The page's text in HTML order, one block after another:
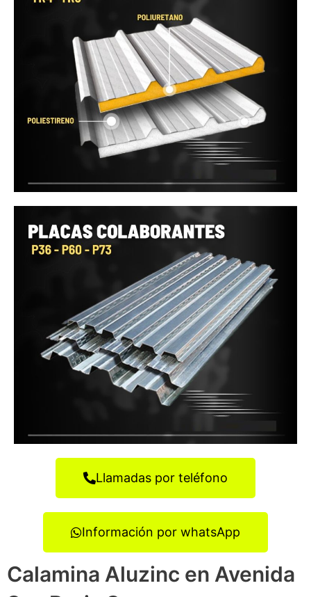
Llamadas por teléfono
Información por whatsApp
Calamina Aluzinc en Avenida